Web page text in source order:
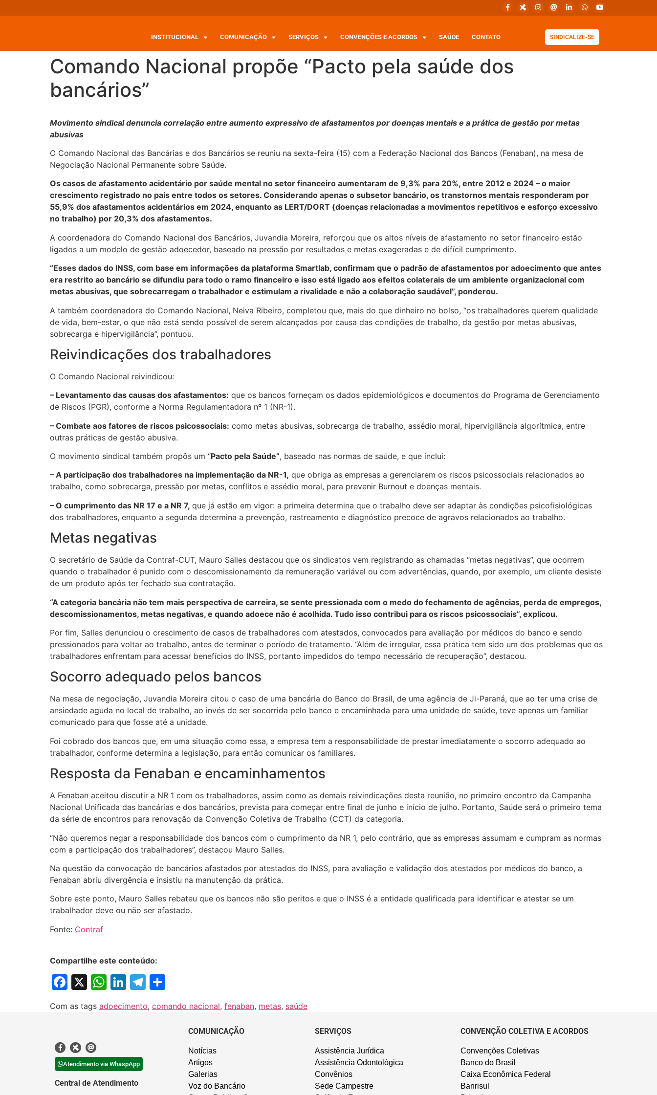
INSTITUCIONAL COMUNICAÇÃO SERVIÇOS CONVENÇÕES E ACORDOS SAÚDE CONTATO SINDICALIZE-SE
Comando Nacional propõe “Pacto pela saúde dos
bancários”
Movimento sindical denuncia correlação entre aumento expressivo de afastamentos por doenças mentais e a prática de gestão por metas
abusivas
O Comando Nacional das Bancárias e dos Bancários se reuniu na sexta-feira (15) com a Federação Nacional dos Bancos (Fenaban), na mesa de
Negociação Nacional Permanente sobre Saúde.
Os casos de afastamento acidentário por saúde mental no setor financeiro aumentaram de 9,3% para 20%, entre 2012 e 2024 – o maior
crescimento registrado no país entre todos os setores. Considerando apenas o subsetor bancário, os transtornos mentais responderam por
55,9% dos afastamentos acidentários em 2024, enquanto as LERT/DORT (doenças relacionadas a movimentos repetitivos e esforço excessivo
no trabalho) por 20,3% dos afastamentos.
A coordenadora do Comando Nacional dos Bancários, Juvandia Moreira, reforçou que os altos níveis de afastamento no setor financeiro estão
ligados a um modelo de gestão adoecedor, baseado na pressão por resultados e metas exageradas e de difícil cumprimento.
“Esses dados do INSS, com base em informações da plataforma Smartlab, confirmam que o padrão de afastamentos por adoecimento que antes
era restrito ao bancário se difundiu para todo o ramo financeiro e isso está ligado aos efeitos colaterais de um ambiente organizacional com
metas abusivas, que sobrecarregam o trabalhador e estimulam a rivalidade e não a colaboração saudável”, ponderou.
A também coordenadora do Comando Nacional, Neiva Ribeiro, completou que, mais do que dinheiro no bolso, “os trabalhadores querem qualidade
de vida, bem-estar, o que não está sendo possível de serem alcançados por causa das condições de trabalho, da gestão por metas abusivas,
sobrecarga e hipervigilância”, pontuou.
Reivindicações dos trabalhadores
O Comando Nacional reivindicou:
– Levantamento das causas dos afastamentos: que os bancos forneçam os dados epidemiológicos e documentos do Programa de Gerenciamento
de Riscos (PGR), conforme a Norma Regulamentadora nº 1 (NR-1).
– Combate aos fatores de riscos psicossociais: como metas abusivas, sobrecarga de trabalho, assédio moral, hipervigilância algorítmica, entre
outras práticas de gestão abusiva.
O movimento sindical também propôs um “Pacto pela Saúde”, baseado nas normas de saúde, e que inclui:
– A participação dos trabalhadores na implementação da NR-1, que obriga as empresas a gerenciarem os riscos psicossociais relacionados ao
trabalho, como sobrecarga, pressão por metas, conflitos e assédio moral, para prevenir Burnout e doenças mentais.
– O cumprimento das NR 17 e a NR 7, que já estão em vigor: a primeira determina que o trabalho deve ser adaptar às condições psicofisiológicas
dos trabalhadores, enquanto a segunda determina a prevenção, rastreamento e diagnóstico precoce de agravos relacionados ao trabalho.
Metas negativas
O secretário de Saúde da Contraf-CUT, Mauro Salles destacou que os sindicatos vem registrando as chamadas “metas negativas”, que ocorrem
quando o trabalhador é punido com o descomissionamento da remuneração variável ou com advertências, quando, por exemplo, um cliente desiste
de um produto após ter fechado sua contratação.
“A categoria bancária não tem mais perspectiva de carreira, se sente pressionada com o medo do fechamento de agências, perda de empregos,
descomissionamentos, metas negativas, e quando adoece não é acolhida. Tudo isso contribui para os riscos psicossociais”, explicou.
Por fim, Salles denunciou o crescimento de casos de trabalhadores com atestados, convocados para avaliação por médicos do banco e sendo
pressionados para voltar ao trabalho, antes de terminar o período de tratamento. “Além de irregular, essa prática tem sido um dos problemas que os
trabalhadores enfrentam para acessar benefícios do INSS, portanto impedidos do tempo necessário de recuperação”, destacou.
Socorro adequado pelos bancos
Na mesa de negociação, Juvandia Moreira citou o caso de uma bancária do Banco do Brasil, de uma agência de Ji-Paraná, que ao ter uma crise de
ansiedade aguda no local de trabalho, ao invés de ser socorrida pelo banco e encaminhada para uma unidade de saúde, teve apenas um familiar
comunicado para que fosse até a unidade.
Foi cobrado dos bancos que, em uma situação como essa, a empresa tem a responsabilidade de prestar imediatamente o socorro adequado ao
trabalhador, conforme determina a legislação, para então comunicar os familiares.
Resposta da Fenaban e encaminhamentos
A Fenaban aceitou discutir a NR 1 com os trabalhadores, assim como as demais reivindicações desta reunião, no primeiro encontro da Campanha
Nacional Unificada das bancárias e dos bancários, prevista para começar entre final de junho e início de julho. Portanto, Saúde será o primeiro tema
da série de encontros para renovação da Convenção Coletiva de Trabalho (CCT) da categoria.
“Não queremos negar a responsabilidade dos bancos com o cumprimento da NR 1, pelo contrário, que as empresas assumam e cumpram as normas
com a participação dos trabalhadores”, destacou Mauro Salles.
Na questão da convocação de bancários afastados por atestados do INSS, para avaliação e validação dos atestados por médicos do banco, a
Fenaban abriu divergência e insistiu na manutenção da prática.
Sobre este ponto, Mauro Salles rebateu que os bancos não são peritos e que o INSS é a entidade qualificada para identificar e atestar se um
trabalhador deve ou não ser afastado.
Fonte: Contraf
Compartilhe este conteúdo:
Facebook
X WhatsApp
LinkedIn
Telegram
Com as tags adoecimento, comando nacional, fenaban, metas, saúde
Atendimento via WhaspApp
Central de Atendimento
COMUNICAÇÃO
Notícias
Artigos
Galerias
Voz do Bancário
SERVIÇOS
Assistência Jurídica
Assistência Odontológica
Convênios
Sede Campestre
CONVENÇÃO COLETIVA E ACORDOS
Convenções Coletivas
Banco do Brasil
Caixa Econômica Federal
Banrisul